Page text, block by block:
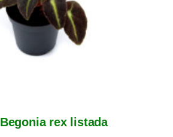
Begonia rex listada